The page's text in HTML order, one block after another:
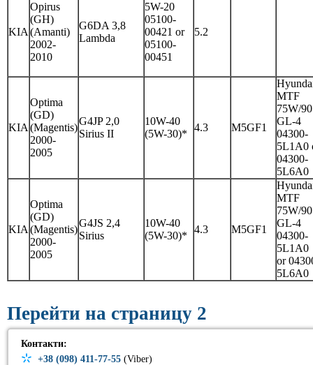
KIA
Opirus
(GH)
(Amanti)
2002-
2010
G6DA 3,8
Lambda
5W-20
05100-
00421 or
05100-
00451
5.2
KIA
Optima
(GD)
(Magentis)
2000-
2005
G4JP 2,0
Sirius II
10W-40
(5W-30)*
4.3 M5GF1
MTF
75W/90
GL-4
04300-
5L1A0
04300-
5L6A0
KIA
Optima
(GD)
(Magentis)
2000-
2005
G4JS 2,4
Sirius
10W-40
(5W-30)*
4.3 M5GF1
MTF
75W/90
GL-4
04300-
5L1A0
or
5L6A0
Перейти на страницу 2
Контакти:
+38 (098) 411-77-55 (Viber)